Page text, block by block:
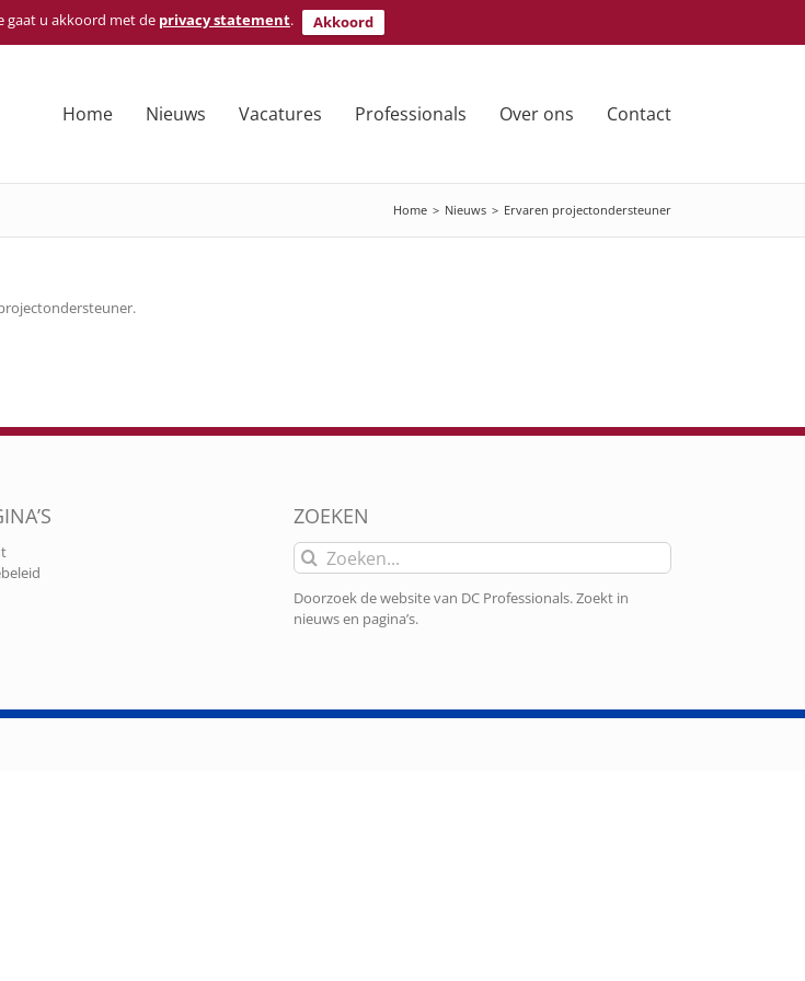
gaat u akkoord met de privacy statement.
Akkoord
Home Nieuws Vacatures Professionals Over ons Contact
Home > Nieuws > Ervaren projectondersteuner
ZOEKEN
Zoeken
naar:
Doorzoek de website van DC Professionals. Zoekt in
nieuws en pagina’s.